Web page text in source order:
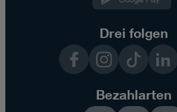
Drei folgen
InstagramTikTok LinkedInYouTube
Bezahlarten